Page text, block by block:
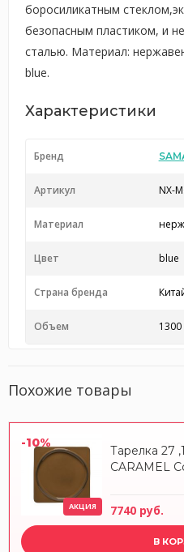
боросиликатным
безопасным пластиком, и
сталью. Материал:
blue.
Характеристики
Бренд
Артикул NX-
Материал
Цвет blue
Страна бренда
Объем 1300
Похожие товары
-10%
АКЦИЯ
Тарелка 27
CARAMEL
7740 руб.
В